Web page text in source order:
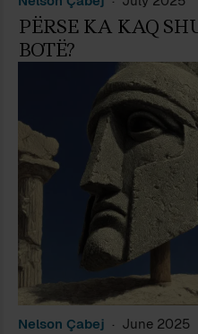
PËRSE KA KAQ
BOTË?
Nelson Çabej June 2025